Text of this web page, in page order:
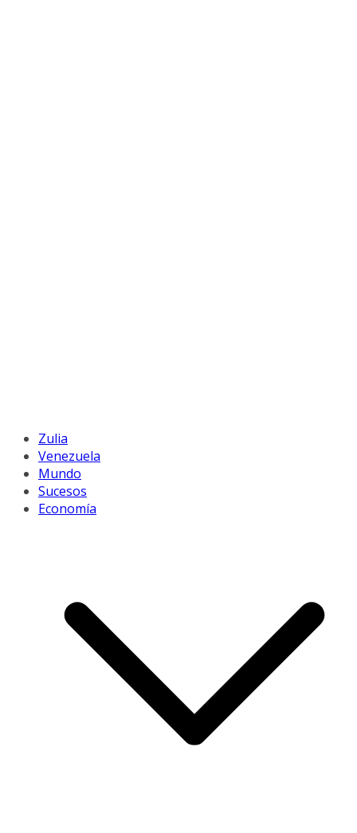
Zulia
Venezuela
Mundo
Sucesos
Economía